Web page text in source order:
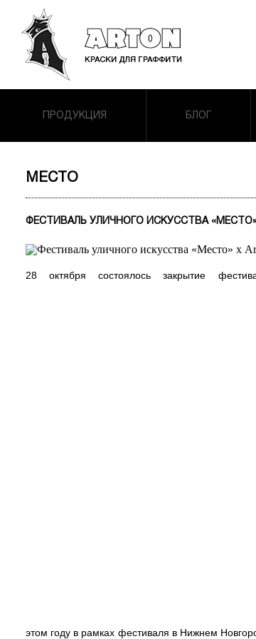
ПРОДУКЦИЯ БЛОГ
МЕСТО
ФЕСТИВАЛЬ УЛИЧНОГО ИСКУССТВА «МЕСТО»
28 октября состоялось закрытие
этом году в рамках фестиваля в Нижнем